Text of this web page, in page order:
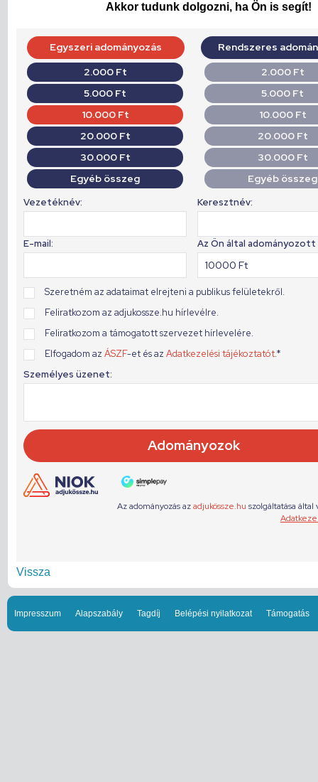
Akkor tudunk dolgozni, ha Ön is segít!
Vissza
Impresszum Alapszabály Tagdíj Belépési nyilatkozat Támogatás